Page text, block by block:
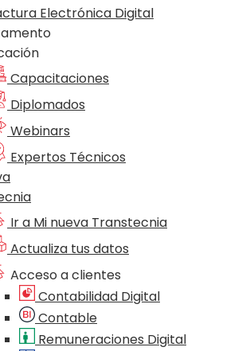
Electrónica Digital
Capacitaciones
Diplomados
Webinars
Expertos Técnicos
Ir a Mi nueva Transtecnia
Actualiza tus datos
Acceso a clientes
Contabilidad Digital
Contable
Remuneraciones Digital